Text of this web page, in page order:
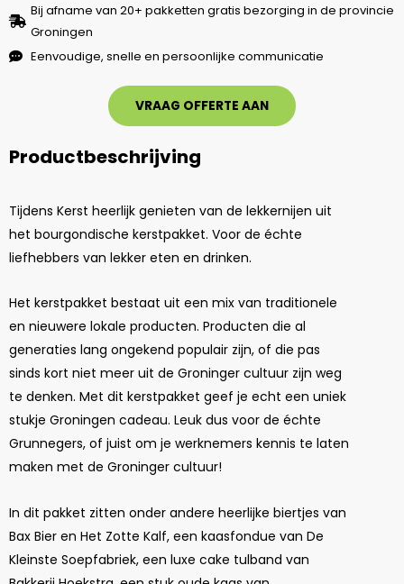
Bij afname van 20+ pakketten gratis bezorging in de provincie
Groningen
Eenvoudige, snelle en persoonlijke communicatie
VRAAG OFFERTE AAN
Productbeschrijving
Tijdens Kerst heerlijk genieten van de lekkernijen uit
het bourgondische kerstpakket. Voor de échte
liefhebbers van lekker eten en drinken.
Het kerstpakket bestaat uit een mix van traditionele
en nieuwere lokale producten. Producten die al
generaties lang ongekend populair zijn, of die pas
sinds kort niet meer uit de Groninger cultuur zijn weg
te denken. Met dit kerstpakket geef je echt een uniek
stukje Groningen cadeau. Leuk dus voor de échte
Grunnegers, of juist om je werknemers kennis te laten
maken met de Groninger cultuur!
In dit pakket zitten onder andere heerlijke biertjes van
Bax Bier en Het Zotte Kalf, een kaasfondue van De
Kleinste Soepfabriek, een luxe cake tulband van